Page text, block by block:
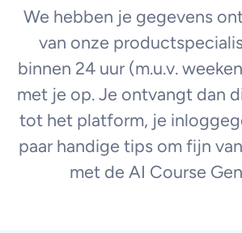
We hebben je gegevens
van onze
binnen 24 uur (m.u.v.
met je op. Je ontvangt dan
tot het platform, je
paar handige tips om fijn
met de AI Course